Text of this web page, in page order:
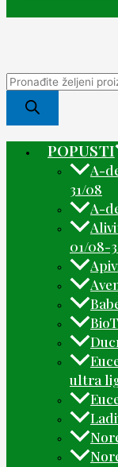
POPUSTI
A-
31/08
A-
01/08-
ultra